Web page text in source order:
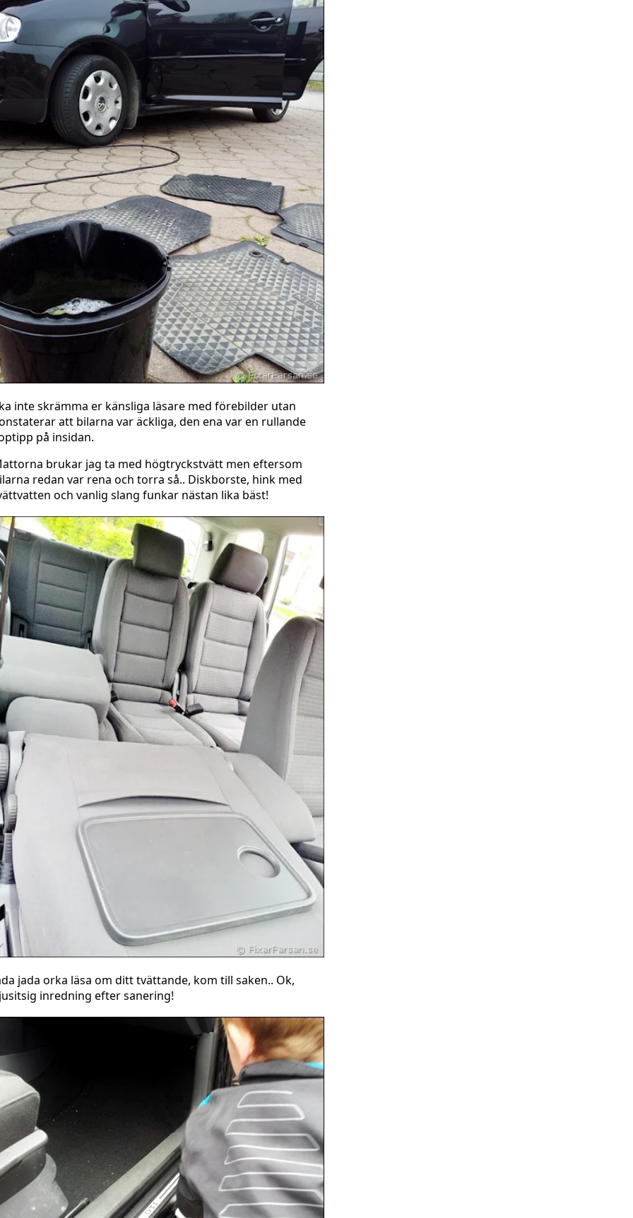
inte skrämma er känsliga läsare med förebilder utan
att bilarna var äckliga, den ena var en rullande
på insidan.
brukar jag ta med högtryckstvätt men eftersom
redan var rena och torra så.. Diskborste, hink med
och vanlig slang funkar nästan lika bäst!
jada orka läsa om ditt tvättande, kom till saken.. Ok,
inredning efter sanering!